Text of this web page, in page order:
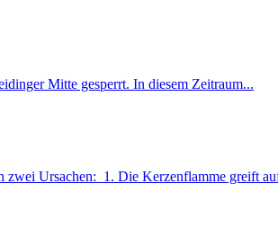
Mitte gesperrt. In diesem Zeitraum...
Ursachen: 1. Die Kerzenflamme greift